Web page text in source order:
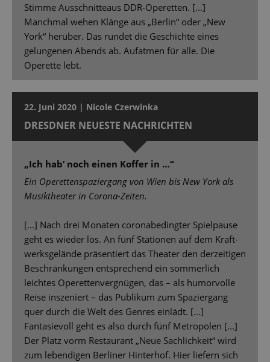
Stimme Ausschnitteaus DDR-Operetten. [...]
Manchmal wehen Klänge aus „Berlin“ oder „New
York“ herüber. Das rundet die Geschichte eines
gelungenen Abends ab. Aufatmen für alle. Die
Operette lebt.
22. Juni 2020 | Nicole Czerwinka
DRESDNER NEUESTE NACHRICHTEN
„Ich hab‘ noch einen Koffer in …“
Ein Operettenspaziergang von Wien bis New York als
Musiktheater in Corona-Zeiten.
[...] Nach drei Monaten coronabedingter Spielpause
geht es wieder los. An fünf Stationen auf dem Kraft-
werksgelände präsentiert das Theater den derzeitigen
Beschränkungen entsprechend ein sommerlich
leichtes Operettenvergnügen, das – als humorvolle
Reise inszeniert – das Publikum zum Spaziergang
quer durch die Welt des Genres einlädt. [...]
Fantasievoll geht es also durch fünf Metropolen [...]
Der Platz vorm Restaurant „Neue Sachlichkeit“ wird
zum lebendigen Berliner Hinterhof. Hier liefern sich